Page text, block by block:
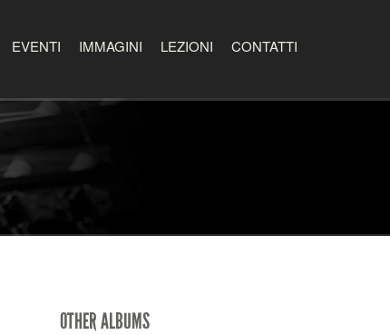
EVENTI IMMAGINI LEZIONI CONTATTI
OTHER ALBUMS